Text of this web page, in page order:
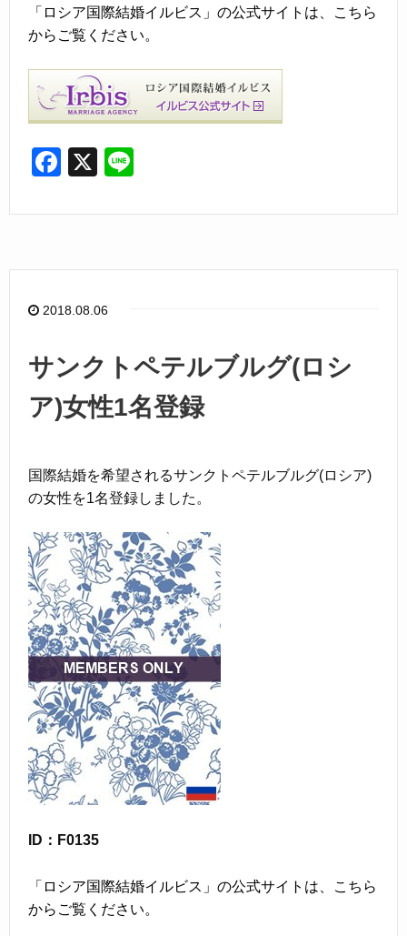
「ロシア国際結婚イルビス」の公式サイトは、こちら
からご覧ください。
F
c
b
o
k
X
e
2018.08.06
サンクトペテルブルグ(ロシ
ア)女性1名登録
国際結婚を希望されるサンクトペテルブルグ(ロシア)
の女性を1名登録しました。
ID：F0135
「ロシア国際結婚イルビス」の公式サイトは、こちら
からご覧ください。